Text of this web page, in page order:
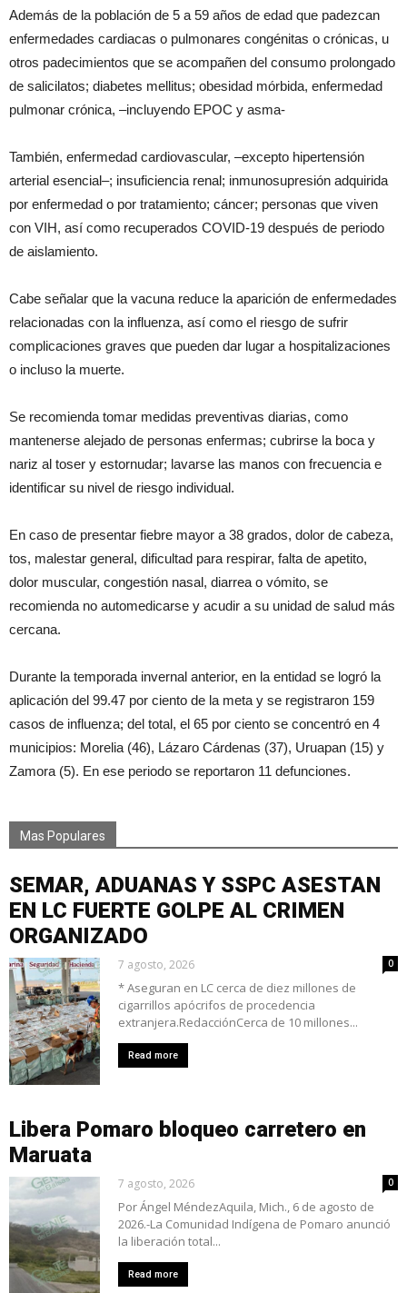
Además de la población de 5 a 59 años de edad que padezcan
enfermedades cardiacas o pulmonares congénitas o crónicas, u
otros padecimientos que se acompañen del consumo prolongado
de salicilatos; diabetes mellitus; obesidad mórbida, enfermedad
pulmonar crónica, –incluyendo EPOC y asma-
También, enfermedad cardiovascular, –excepto hipertensión
arterial esencial–; insuficiencia renal; inmunosupresión adquirida
por enfermedad o por tratamiento; cáncer; personas que viven
con VIH, así como recuperados COVID-19 después de periodo
de aislamiento.
Cabe señalar que la vacuna reduce la aparición de enfermedades
relacionadas con la influenza, así como el riesgo de sufrir
complicaciones graves que pueden dar lugar a hospitalizaciones
o incluso la muerte.
Se recomienda tomar medidas preventivas diarias, como
mantenerse alejado de personas enfermas; cubrirse la boca y
nariz al toser y estornudar; lavarse las manos con frecuencia e
identificar su nivel de riesgo individual.
En caso de presentar fiebre mayor a 38 grados, dolor de cabeza,
tos, malestar general, dificultad para respirar, falta de apetito,
dolor muscular, congestión nasal, diarrea o vómito, se
recomienda no automedicarse y acudir a su unidad de salud más
cercana.
Durante la temporada invernal anterior, en la entidad se logró la
aplicación del 99.47 por ciento de la meta y se registraron 159
casos de influenza; del total, el 65 por ciento se concentró en 4
municipios: Morelia (46), Lázaro Cárdenas (37), Uruapan (15) y
Zamora (5). En ese periodo se reportaron 11 defunciones.
Mas Populares
SEMAR, ADUANAS Y SSPC ASESTAN
EN LC FUERTE GOLPE AL CRIMEN
ORGANIZADO
7 agosto, 2026 0
* Aseguran en LC cerca de diez millones de
cigarrillos apócrifos de procedencia
extranjera.RedacciónCerca de 10 millones...
Read more
Libera Pomaro bloqueo carretero en
Maruata
7 agosto, 2026 0
Por Ángel MéndezAquila, Mich., 6 de agosto de
2026.-La Comunidad Indígena de Pomaro anunció
la liberación total...
Read more